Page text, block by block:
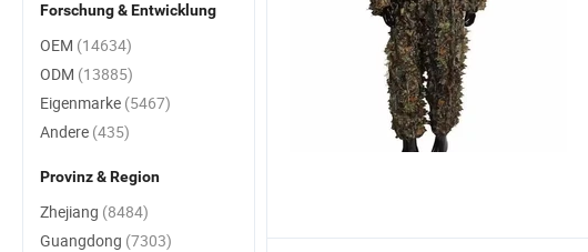
Forschung & Entwicklung
OEM (14634)
ODM (13885)
Eigenmarke (5467)
Andere (435)
Provinz & Region
Zhejiang (8484)
Guangdong (7303)